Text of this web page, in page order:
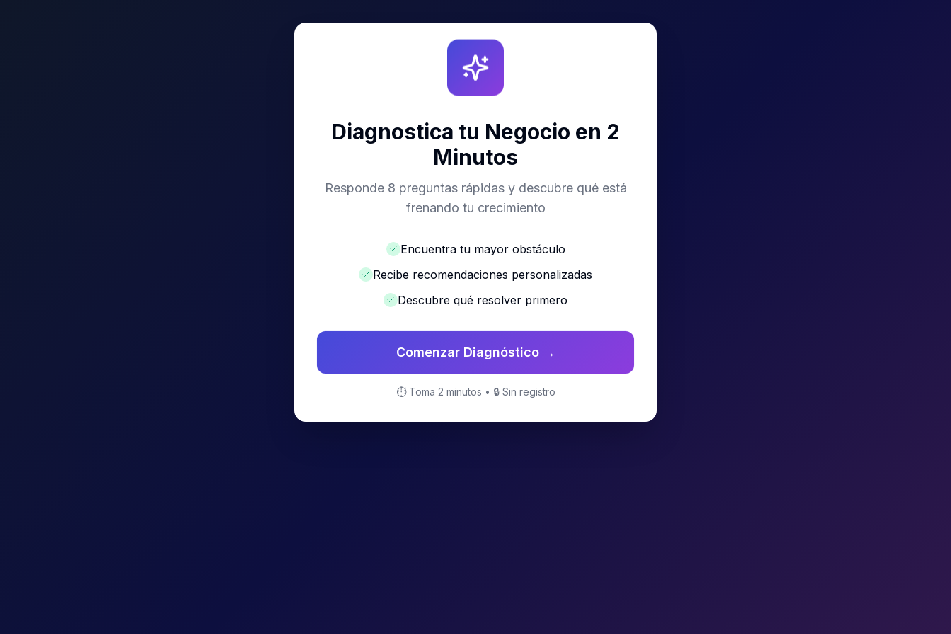
Diagnostica tu Negocio en 2
Minutos
Responde 8 preguntas rápidas y descubre qué está
frenando tu crecimiento
Encuentra tu mayor obstáculo
Recibe recomendaciones personalizadas
Descubre qué resolver primero
Comenzar Diagnóstico →
⏱ Toma 2 minutos • 🔒 Sin registro